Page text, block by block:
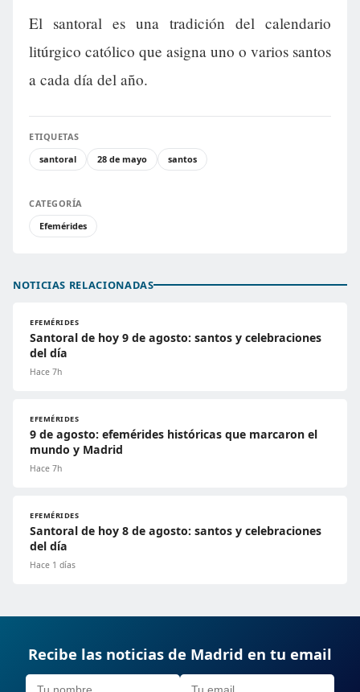
El santoral es una tradición del calendario
litúrgico católico que asigna uno o varios santos
a cada día del año.
ETIQUETAS
santoral
28 de mayo santos
CATEGORÍA
Efemérides
NOTICIAS RELACIONADAS
EFEMÉRIDES
Santoral de hoy 9 de agosto: santos y celebraciones
del día
Hace 7h
EFEMÉRIDES
9 de agosto: efemérides históricas que marcaron el
mundo y Madrid
Hace 7h
EFEMÉRIDES
Santoral de hoy 8 de agosto: santos y celebraciones
del día
Hace 1 días
Recibe las noticias de Madrid en tu email